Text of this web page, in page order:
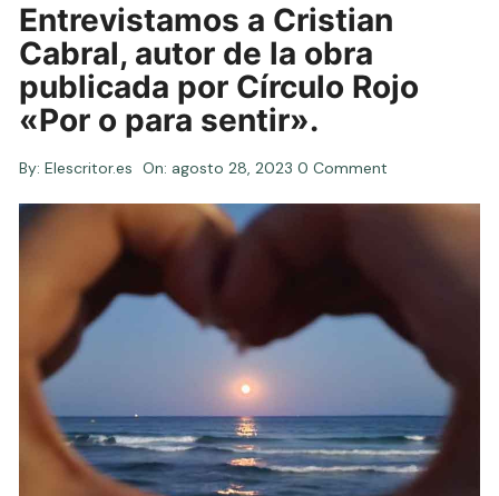
Entrevistamos a Cristian
Cabral, autor de la obra
publicada por Círculo Rojo
«Por o para sentir».
By: Elescritor.es On: agosto 28, 2023 0 Comment